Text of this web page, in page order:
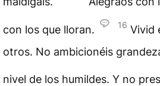
con los que lloran. 16 Vivid
otros. No ambicionéis
nivel de los humildes. Y no